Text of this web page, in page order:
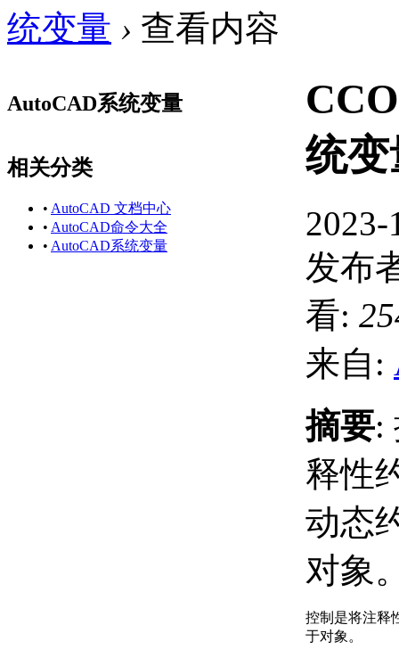
统变量 › 查看内容
AutoCAD系统变量
相关分类
• AutoCAD 文档中心
• AutoCAD命令大全
• AutoCAD系统变量
统
2023-
发布
看:
来自:
摘要:
释性
动态
对象
控制是将注释
于对象。